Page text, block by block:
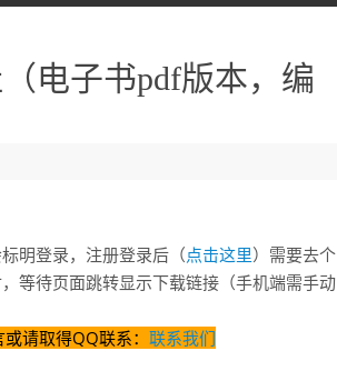
电子书pdf版本，编
明登录，注册登录后（点击这里）需要去个
等待页面跳转显示下载链接（手机端需手动
请取得QQ联系： 联系我们